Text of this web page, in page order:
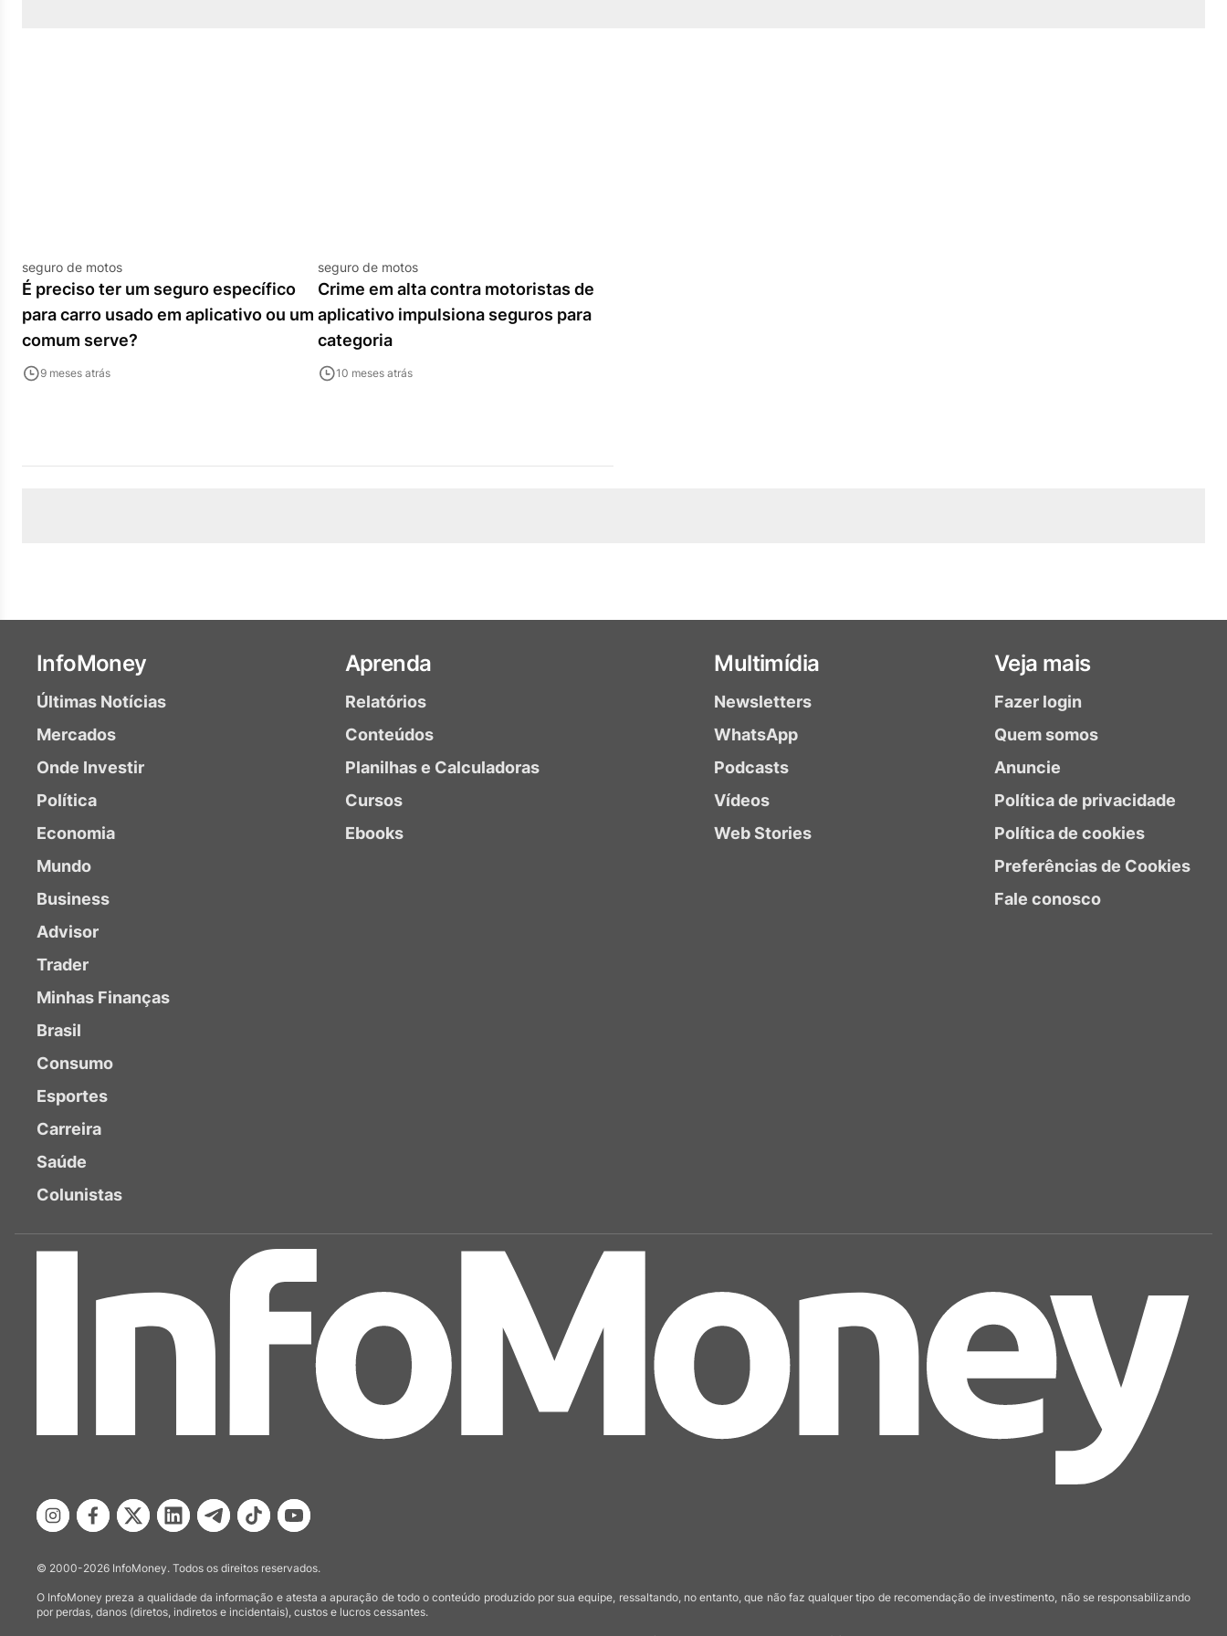
seguro de motos
É preciso ter um seguro específico
para carro usado em aplicativo ou um
comum serve?
9 meses atrás
seguro de motos
Crime em alta contra motoristas de
aplicativo impulsiona seguros para
categoria
10 meses atrás
InfoMoney
Últimas Notícias
Mercados
Onde Investir
Política
Economia
Mundo
Business
Advisor
Trader
Minhas Finanças
Brasil
Consumo
Esportes
Carreira
Saúde
Colunistas
Aprenda
Relatórios
Conteúdos
Planilhas e Calculadoras
Cursos
Ebooks
Multimídia
Newsletters
WhatsApp
Podcasts
Vídeos
Web Stories
Veja mais
Fazer login
Quem somos
Anuncie
Política de privacidade
Política de cookies
Preferências de Cookies
Fale conosco
© 2000-2026 InfoMoney. Todos os direitos reservados.
O InfoMoney preza a qualidade da informação e atesta a apuração de todo o conteúdo produzido por sua equipe, ressaltando, no entanto, que não faz qualquer tipo de recomendação de investimento, não se responsabilizando
por perdas, danos (diretos, indiretos e incidentais), custos e lucros cessantes.